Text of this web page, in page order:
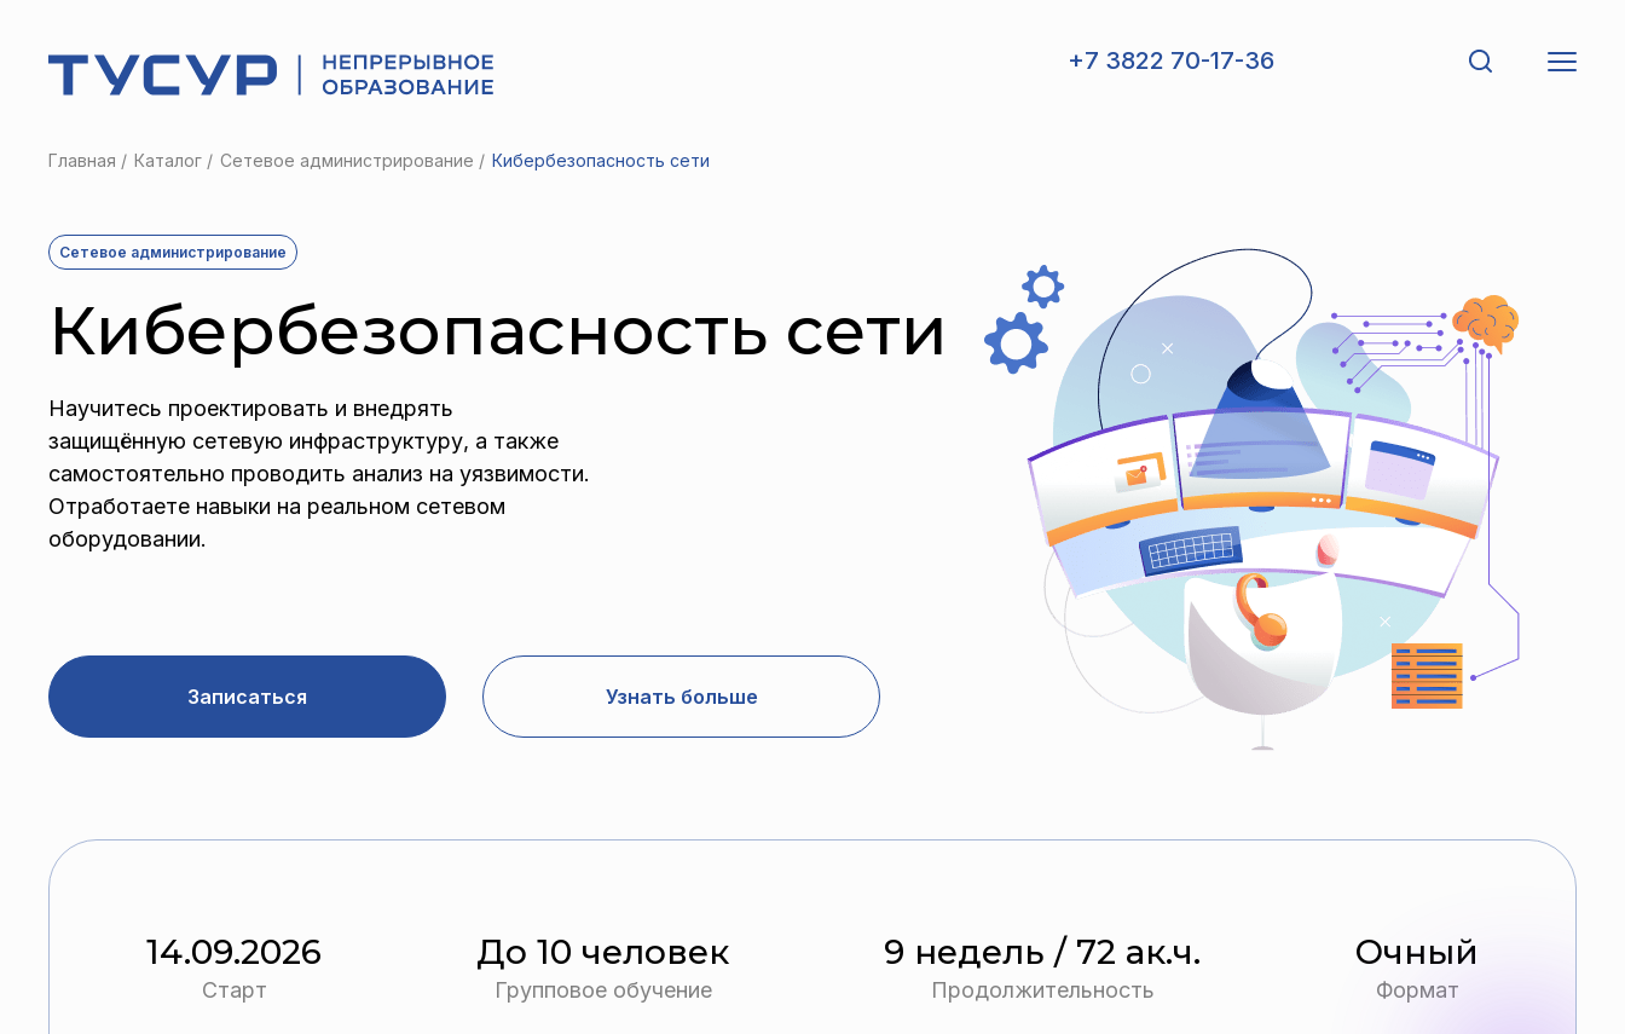
+7 3822 70-17-36
Главная Каталог Сетевое администрирование Кибербезопасность сети
Сетевое администрирование
Кибербезопасность сети
Научитесь проектировать и внедрять
защищённую сетевую инфраструктуру, а также
самостоятельно проводить анализ на уязвимости.
Отработаете навыки на реальном сетевом
оборудовании.
Записаться Узнать больше
14.09.2026
Старт
До 10 человек
Групповое обучение
9 недель / 72 ак.ч.
Продолжительность
Очный
Формат